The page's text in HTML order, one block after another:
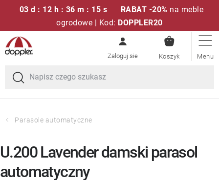
03 d : 12 h : 36 m : 15 s RABAT -20% na meble
ogrodowe | Kod: DOPPLER20
Przejść
do
treści
KOSZYK
Zestawy sof
Parasole ogrodowe
Poduszki i poduszki siedziskowe
Parasole automatyczne
U.200 Lavender damski parasol
automatyczny